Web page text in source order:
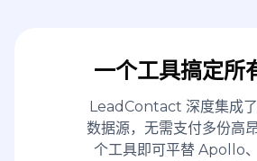
一个工具搞定所
LeadContact 深度集成
数据源，无需支付多份高
个工具即可平替 Apollo